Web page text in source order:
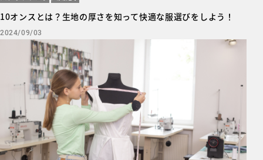
10オンスとは？生地の厚さを知って快適な服選びをしよう！
2024/09/03